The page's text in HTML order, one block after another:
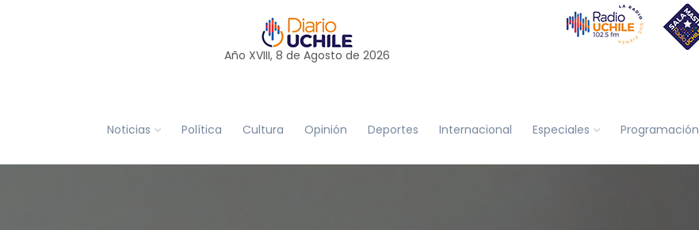
Año XVIII, 8 de Agosto de 2026
Noticias Política Cultura Opinión Deportes Internacional Especiales Programación